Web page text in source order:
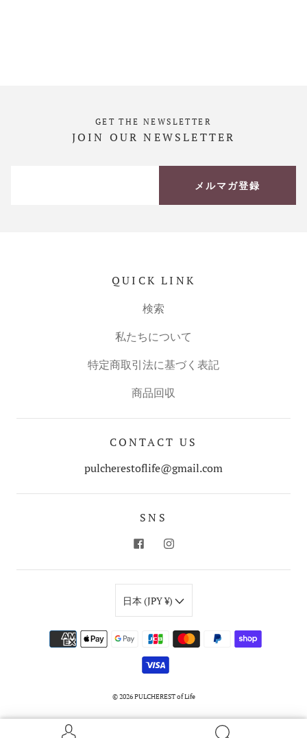
GET THE NEWSLETTER
JOIN OUR NEWSLETTER
メルマガ登録
QUICK LINK
検索
私たちについて
特定商取引法に基づく表記
商品回収
CONTACT US
pulcherestoflife@gmail.com
SNS
© 2026PULCHEREST of Life
日本 (JPY ¥)